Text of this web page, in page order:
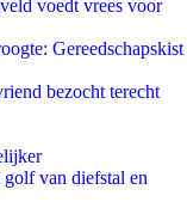
voedt vrees voor
Gereedschapskist
bezocht terecht
van diefstal en